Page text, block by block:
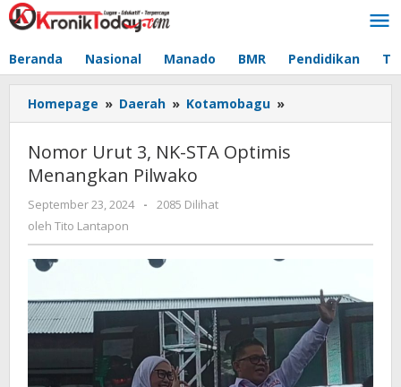
Lewati
ke
Beranda Nasional Manado BMR Pendidikan
Homepage » Daerah » Kotamobagu »
Urut
NK-
Nomor Urut 3, NK-STA Optimis
Menangkan Pilwako
September 23, 2024
oleh
-
2085 Dilihat
oleh Tito Lantapon